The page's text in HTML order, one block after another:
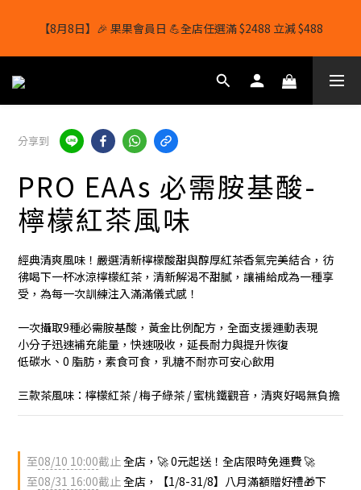
【8月8日】🎉 果果會員日 💪全店任選滿 $2488 立減 $488
【1/8-31/8】8月下單即贈 蛋白威化餅×1-隨機口味
結帳輸入[gopowerhk]，可享全單*95折*，可與活動折扣疊加。
[新會員優惠]新會員註冊即送$20購物金
【8月8日】🎉 果果會員日 💪全店任選滿 $2488 立減 $488
分享到
PRO EAAs 必需胺基酸-
檸檬紅茶風味
經典清爽風味！嚴選清新檸檬酸甜與醇厚紅茶香氣完美結合，彷
彿喝下一杯冰涼檸檬紅茶，清新解渴不甜膩，讓補給成為一種享
受，為每一次訓練注入滿滿儀式感！
一次攝取9種必需胺基酸，黃金比例配方，全面支援運動表現
小分子迅速補充能量，快速吸收，延長耐力與提升恢復
低碳水、0 脂肪，素食可食，乳糖不耐亦可安心飲用
三款茶風味：檸檬紅茶 / 梅子綠茶 / 蜜桃鐵觀音，清爽好喝無負擔
至08/10 10:00截止全店，🚀 0元起送！全店限時免運費 🚀
至08/31 16:00截止全店，【1/8-31/8】八月滿額贈好禮🎁下